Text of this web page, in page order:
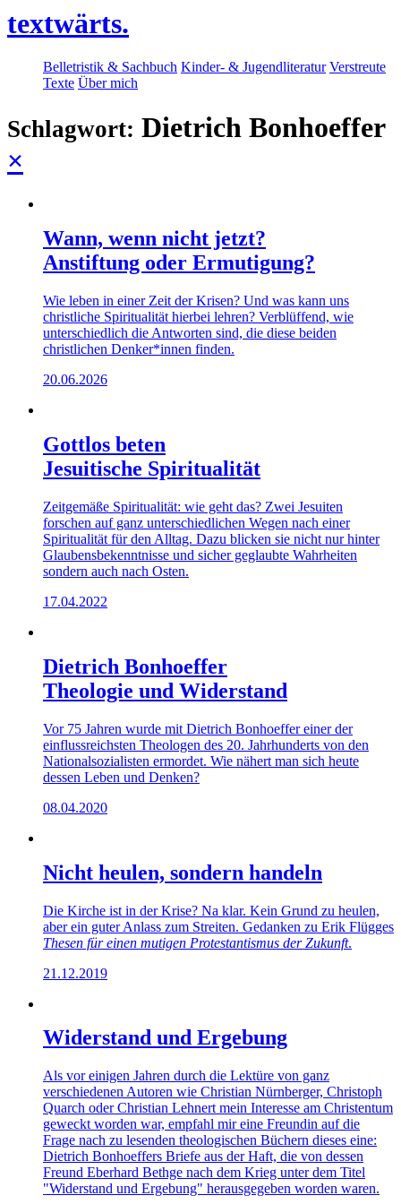
textwärts.
Belletristik & Sachbuch Kinder- & Jugendliteratur Verstreute
Texte Über mich
Schlagwort: Dietrich Bonhoeffer
×
Wann, wenn nicht jetzt?
Anstiftung oder Ermutigung?
Wie leben in einer Zeit der Krisen? Und was kann uns
christliche Spiritualität hierbei lehren? Verblüffend, wie
unterschiedlich die Antworten sind, die diese beiden
christlichen Denker*innen finden.
20.06.2026
Gottlos beten
Jesuitische Spiritualität
Zeitgemäße Spiritualität: wie geht das? Zwei Jesuiten
forschen auf ganz unterschiedlichen Wegen nach einer
Spiritualität für den Alltag. Dazu blicken sie nicht nur hinter
Glaubensbekenntnisse und sicher geglaubte Wahrheiten
sondern auch nach Osten.
17.04.2022
Dietrich Bonhoeffer
Theologie und Widerstand
Vor 75 Jahren wurde mit Dietrich Bonhoeffer einer der
einflussreichsten Theologen des 20. Jahrhunderts von den
Nationalsozialisten ermordet. Wie nähert man sich heute
dessen Leben und Denken?
08.04.2020
Nicht heulen, sondern handeln
Die Kirche ist in der Krise? Na klar. Kein Grund zu heulen,
aber ein guter Anlass zum Streiten. Gedanken zu Erik Flügges
Thesen für einen mutigen Protestantismus der Zukunft.
21.12.2019
Widerstand und Ergebung
Als vor einigen Jahren durch die Lektüre von ganz
verschiedenen Autoren wie Christian Nürnberger, Christoph
Quarch oder Christian Lehnert mein Interesse am Christentum
geweckt worden war, empfahl mir eine Freundin auf die
Frage nach zu lesenden theologischen Büchern dieses eine:
Dietrich Bonhoeffers Briefe aus der Haft, die von dessen
Freund Eberhard Bethge nach dem Krieg unter dem Titel
"Widerstand und Ergebung" herausgegeben worden waren.